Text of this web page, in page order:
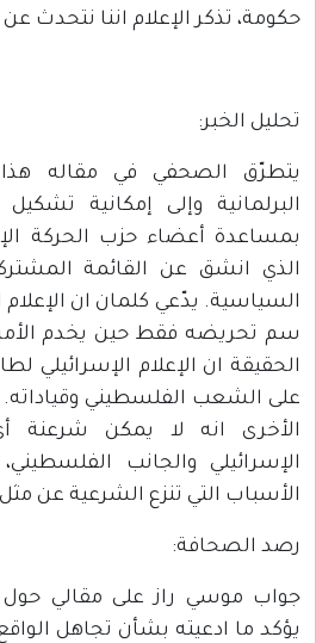
حكومة، تذكر الإعلام اننا نتحدث
تحليل الخبر:
يتطرّق الصحفي في مقاله هذا
البرلمانية وإلى إمكانية
بمساعدة أعضاء حزب الحركة
الذي انشق عن القائمة
السياسية. يدّعي كلمان ان الإعلام
سم تحريضه فقط حين يخدم الأمر
الحقيقة ان الإعلام الإسرائيلي
على الشعب الفلسطيني وقياداته.
الأخرى انه لا يمكن شرعنة
الإسرائيلي والجانب
الأسباب التي تنزع الشرعية عن
رصد الصحافة:
جواب موسي راز على مقالي حول
يؤكد ما ادعيته بشأن تجاهل الواقع